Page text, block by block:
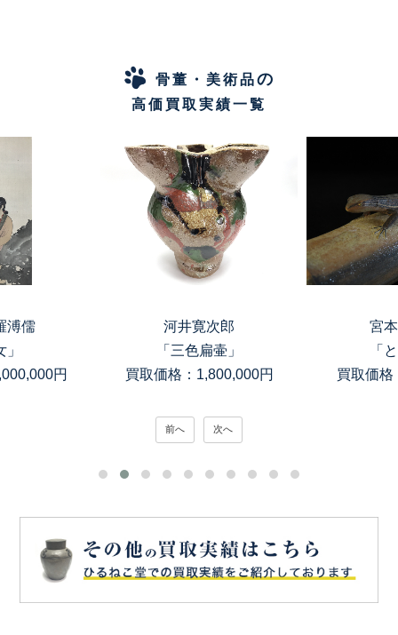
骨董・美術品の
高価買取実績一覧
溥儒
円
河井寛次郎
「三色扁壷」
買取価格：1,800,000円
宮
「
買取価格
前へ 次へ